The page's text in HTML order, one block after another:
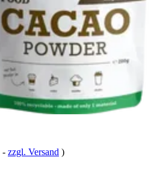
- zzgl. Versand )